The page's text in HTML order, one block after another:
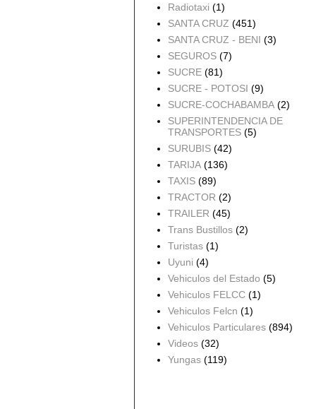
Radiotaxi (1)
SANTA CRUZ (451)
SANTA CRUZ - BENI (3)
SEGUROS (7)
SUCRE (81)
SUCRE - POTOSI (9)
SUCRE-COCHABAMBA (2)
SUPERINTENDENCIA DE
TRANSPORTES (5)
SURUBIS (42)
TARIJA (136)
TAXIS (89)
TRACTOR (2)
TRAILER (45)
Trans Bustillos (2)
Turistas (1)
Uyuni (4)
Vehiculos del Estado (5)
Vehiculos FELCC (1)
Vehiculos Felcn (1)
Vehiculos Particulares (894)
Videos (32)
Yungas (119)